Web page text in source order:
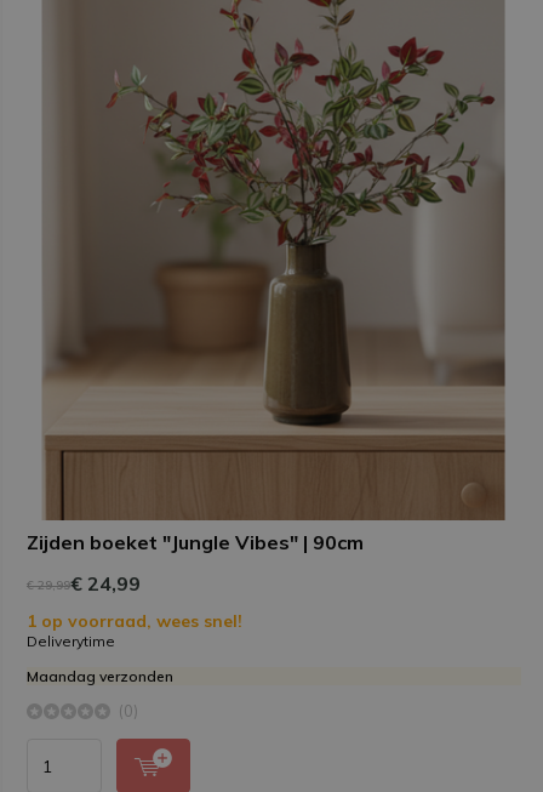
Zijden boeket "Jungle Vibes" | 90cm
€ 29,99€ 24,99
1 op voorraad, wees snel!
Deliverytime
Maandag verzonden
(0)